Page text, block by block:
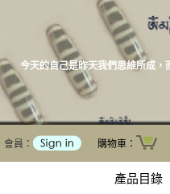
今天的自己是昨天我們思維所成
會員： 購物車：
產品目錄